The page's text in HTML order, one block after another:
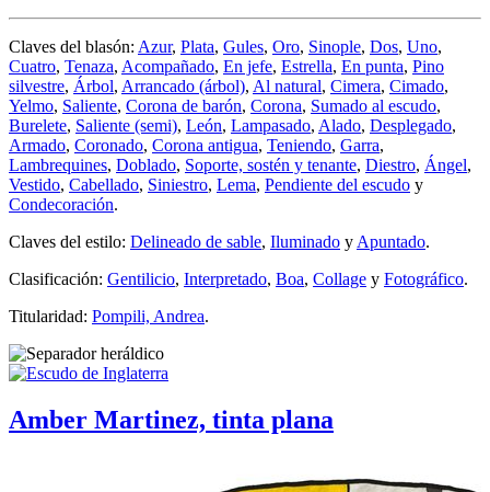
Claves del blasón: Azur, Plata, Gules, Oro, Sinople, Dos, Uno,
Cuatro, Tenaza, Acompañado, En jefe, Estrella, En punta, Pino
silvestre, Árbol, Arrancado (árbol), Al natural, Cimera, Cimado,
Yelmo, Saliente, Corona de barón, Corona, Sumado al escudo,
Burelete, Saliente (semi), León, Lampasado, Alado, Desplegado,
Armado, Coronado, Corona antigua, Teniendo, Garra,
Lambrequines, Doblado, Soporte, sostén y tenante, Diestro, Ángel,
Vestido, Cabellado, Siniestro, Lema, Pendiente del escudo y
Condecoración.
Claves del estilo: Delineado de sable, Iluminado y Apuntado.
Clasificación: Gentilicio, Interpretado, Boa, Collage y Fotográfico.
Titularidad: Pompili, Andrea.
Amber Martinez, tinta plana